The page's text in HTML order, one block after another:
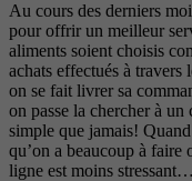
Au cours des derniers
pour offrir un meilleur
aliments soient choisis
achats effectués à travers
on se fait livrer sa
on passe la chercher à
simple que jamais!
qu’on a beaucoup à faire
ligne est moins